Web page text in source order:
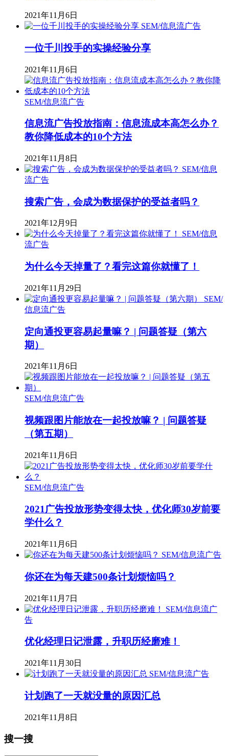
2021年11月6日
SEM/信息流广告
一位千川投手的实操经验分享
2021年11月6日
SEM/信息流广告
信息流广告投放指南：信息流成本高怎么办？
教你降低成本的10个方法
2021年11月8日
SEM/信息
流广告
搜索广告，会成为数据保护的受益者吗？
2021年12月9日
SEM/信息
流广告
为什么今天掉量了？看完这篇你就懂了！
2021年11月29日
SEM/
信息流广告
定向通投更容易起量嘛？ | 问题答疑（第六
期）
2021年11月6日
SEM/信息流广告
视频跟图片能放在一起投放嘛？ | 问题答疑
（第五期）
2021年11月6日
SEM/信息流广告
2021广告投放形势变得太快，优化师30岁前要
学什么？
2021年11月6日
SEM/信息流广告
你还在为每天建500条计划烦恼吗？
2021年11月7日
SEM/信息流广
告
优化经理日记泄露，升职历经磨难！
2021年11月30日
SEM/信息流广告
计划跑了一天就没量的原因汇总
2021年11月8日
搜一搜